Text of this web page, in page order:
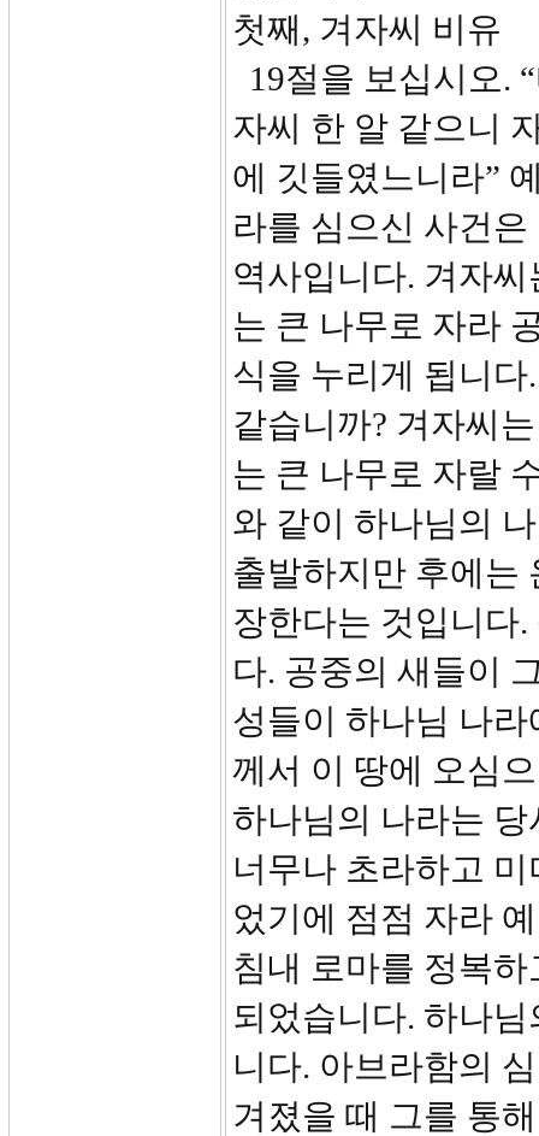
첫째, 겨자씨 비유
19절을 보십시오.
자씨 한 알 같으니
에 깃들였느니라”
라를 심으신 사건
역사입니다. 겨자
는 큰 나무로 자라
식을 누리게 됩니
같습니까? 겨자씨
는 큰 나무로 자랄
와 같이 하나님의
출발하지만 후에는
장한다는 것입니다
다. 공중의 새들이
성들이 하나님 나
께서 이 땅에 오심
하나님의 나라는
너무나 초라하고
었기에 점점 자라
침내 로마를 정복
되었습니다. 하나
니다. 아브라함의
겨졌을 때 그를 통